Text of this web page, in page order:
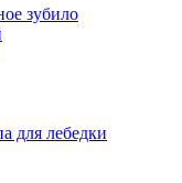
зубило
для лебедки